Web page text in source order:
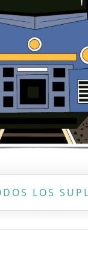
los derechos
Maya